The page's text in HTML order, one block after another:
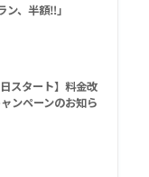
ン、半額‼」
スタート】料金改
ンペーンのお知ら